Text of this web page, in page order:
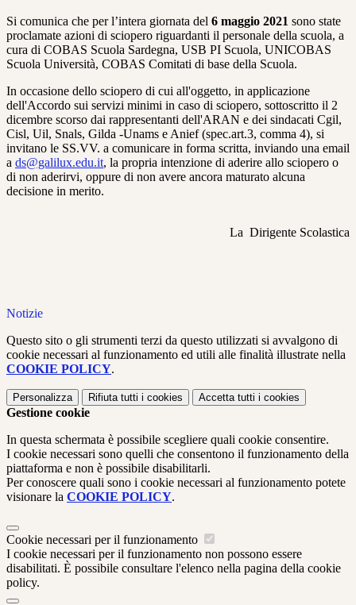
Si comunica che per l’intera giornata del 6 maggio 2021 sono state
proclamate azioni di sciopero riguardanti il personale della scuola, a
cura di COBAS Scuola Sardegna, USB PI Scuola, UNICOBAS
Scuola Università, COBAS Comitati di base della Scuola.
In occasione dello sciopero di cui all'oggetto, in applicazione
dell'Accordo sui servizi minimi in caso di sciopero, sottoscritto il 2
dicembre scorso dai rappresentanti dell'ARAN e dei sindacati Cgil,
Cisl, Uil, Snals, Gilda -Unams e Anief (spec.art.3, comma 4), si
invitano le SS.VV. a comunicare in forma scritta, inviando una email
a ds@galilux.edu.it, la propria intenzione di aderire allo sciopero o
di non aderirvi, oppure di non avere ancora maturato alcuna
decisione in merito.
La Dirigente Scolastica
Notizie
Questo sito o gli strumenti terzi da questo utilizzati si avvalgono di
cookie necessari al funzionamento ed utili alle finalità illustrate nella
COOKIE POLICY.
Personalizza Rifiuta tutti i cookies Accetta tutti i cookies
Gestione cookie
In questa schermata è possibile scegliere quali cookie consentire.
I cookie necessari sono quelli che consentono il funzionamento della
piattaforma e non è possibile disabilitarli.
Per conoscere quali sono i cookie necessari al funzionamento potete
visionare la COOKIE POLICY.
Cookie necessari per il funzionamento
I cookie necessari per il funzionamento non possono essere
disabilitati. È possibile consultare l'elenco nella pagina della cookie
policy.